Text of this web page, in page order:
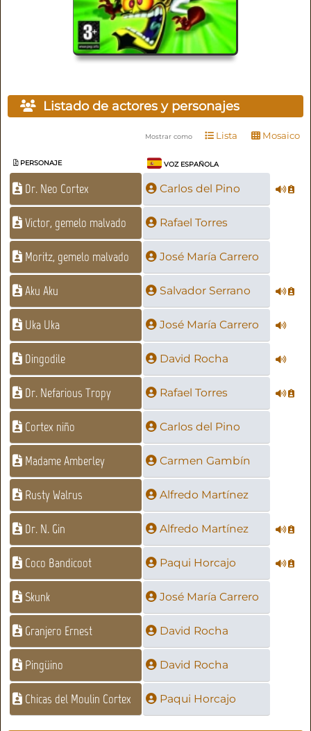
Listado de actores y personajes
Mostrar como Lista Mosaico
PERSONAJE VOZ ESPAÑOLA
Dr. Neo Cortex Carlos del Pino
Victor, gemelo malvado Rafael Torres
Moritz, gemelo malvado José María Carrero
Aku Aku Salvador Serrano
Uka Uka José María Carrero
Dingodile David Rocha
Dr. Nefarious Tropy Rafael Torres
Cortex niño Carlos del Pino
Madame Amberley Carmen Gambín
Rusty Walrus Alfredo Martínez
Dr. N. Gin Alfredo Martínez
Coco Bandicoot Paqui Horcajo
Skunk José María Carrero
Granjero Ernest David Rocha
Pingüino David Rocha
Chicas del Moulin Cortex Paqui Horcajo